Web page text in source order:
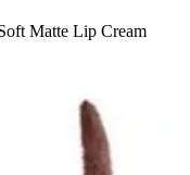
Matte Lip Cream